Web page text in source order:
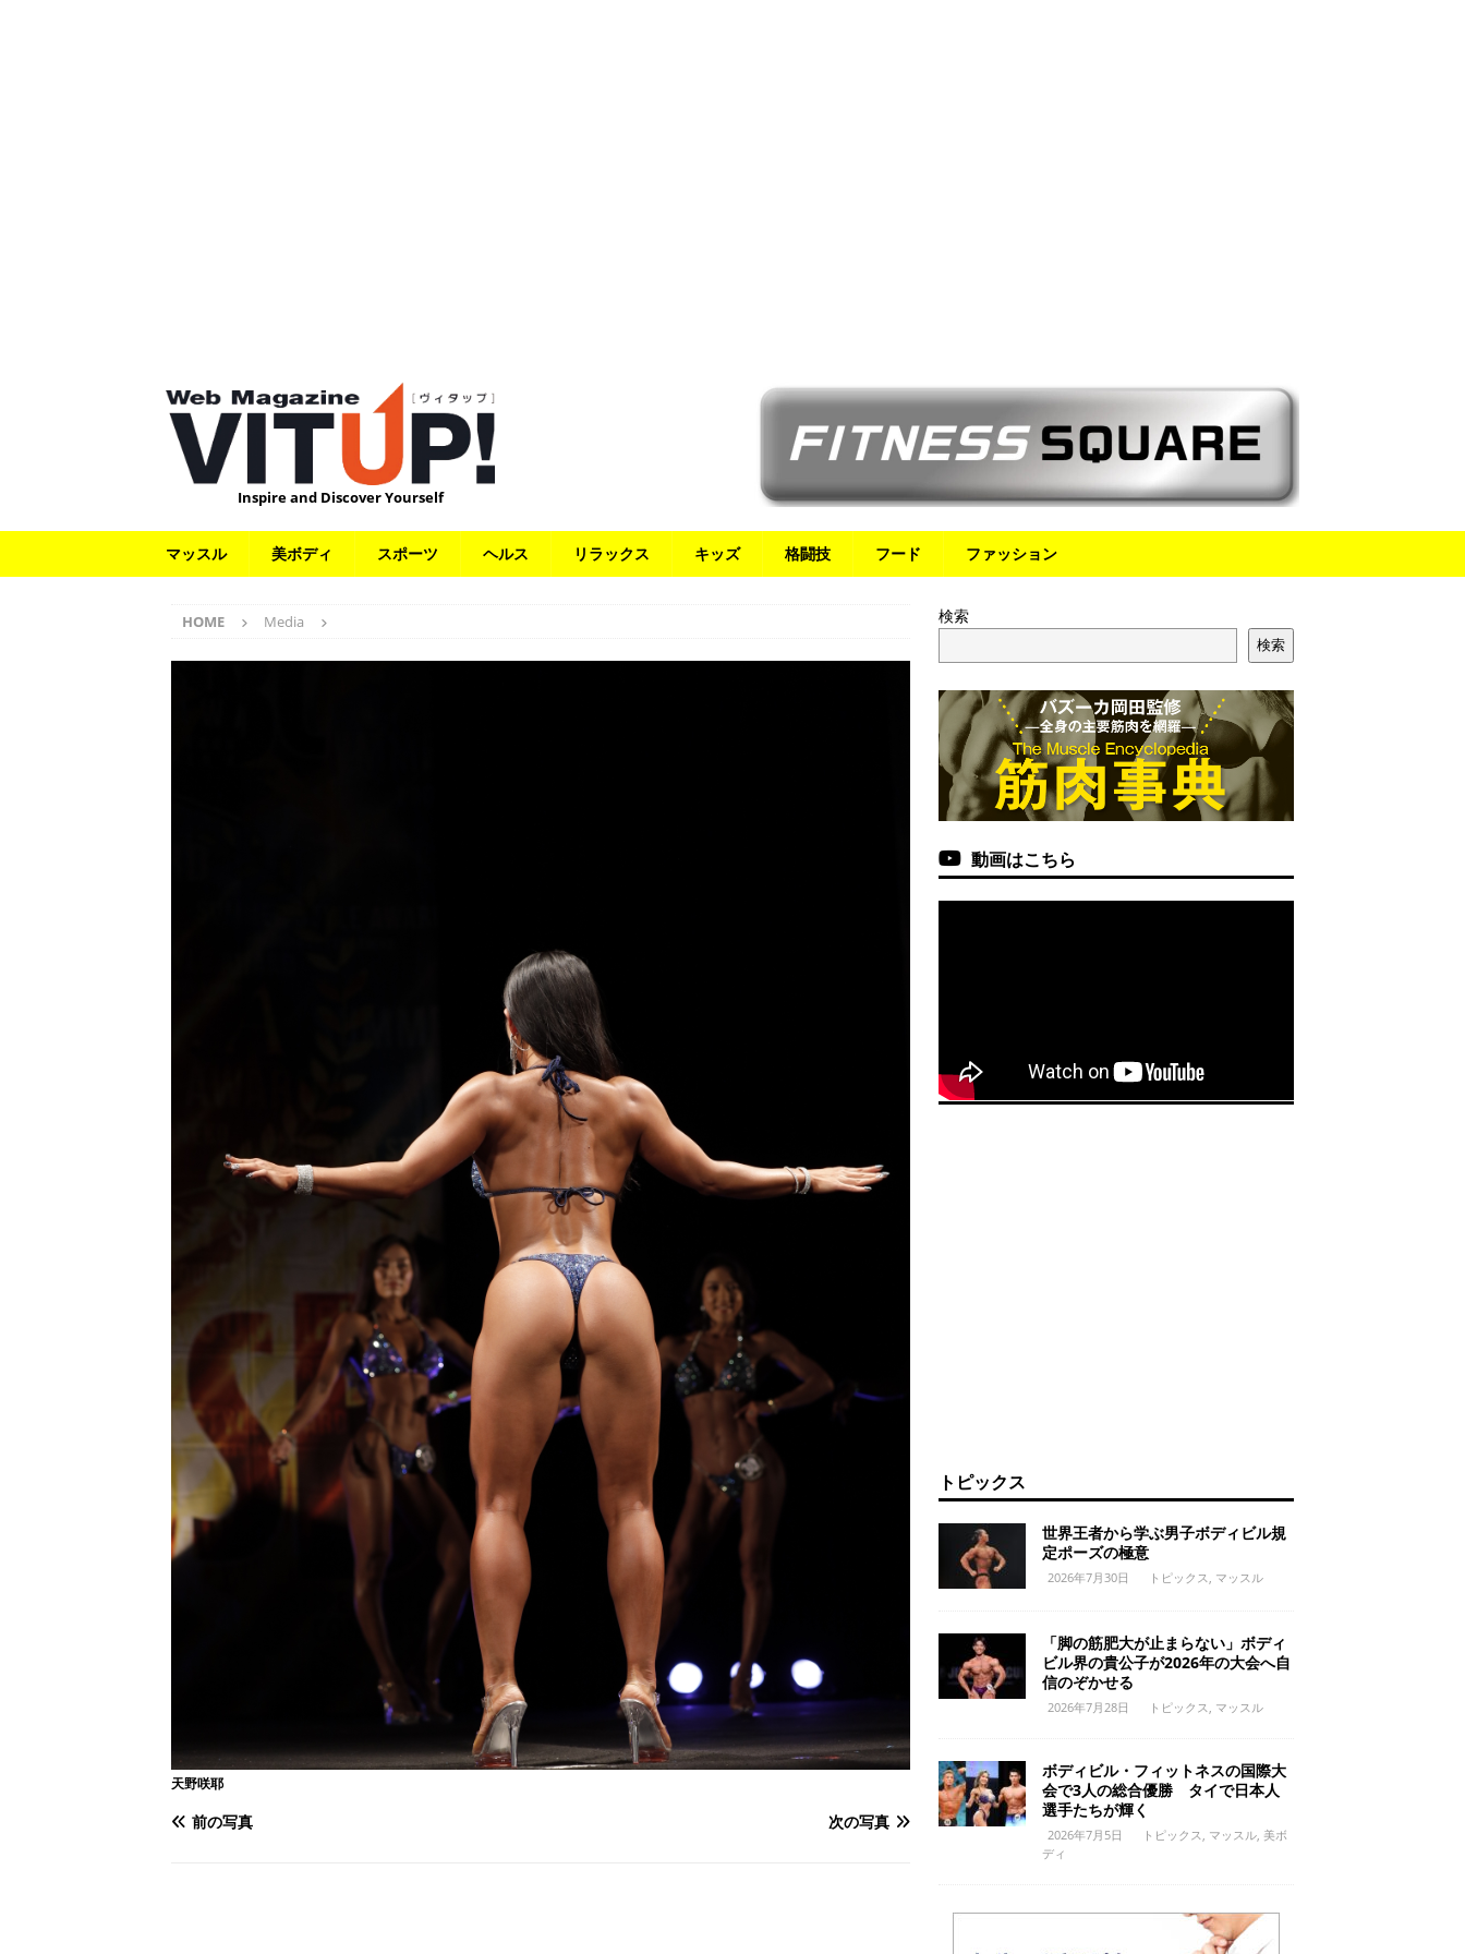
Inspire and Discover Yourself
マッスル 美ボディ スポーツ ヘルス リラックス キッズ 格闘技 フード ファッション
HOME Media
天野咲耶
前の写真 次の写真
検索
検索
動画はこちら
トピックス
世界王者から学ぶ男子ボディビル規
定ポーズの極意
2026年7月30日 トピックス マッスル
「脚の筋肥大が止まらない」ボディ
ビル界の貴公子が2026年の大会へ自
信のぞかせる
2026年7月28日 トピックス マッスル
ボディビル・フィットネスの国際大
会で3人の総合優勝 タイで日本人
選手たちが輝く
2026年7月5日 トピックス マッスル, 美ボ
ディ